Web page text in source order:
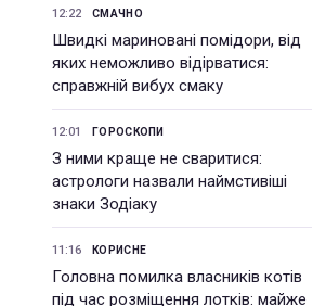
12:22 СМАЧНО
Швидкі мариновані помідори, від
яких неможливо відірватися:
справжній вибух смаку
12:01 ГОРОСКОПИ
З ними краще не сваритися:
астрологи назвали наймстивіші
знаки Зодіаку
11:16 КОРИСНЕ
Головна помилка власників котів
під час розміщення лотків: майже